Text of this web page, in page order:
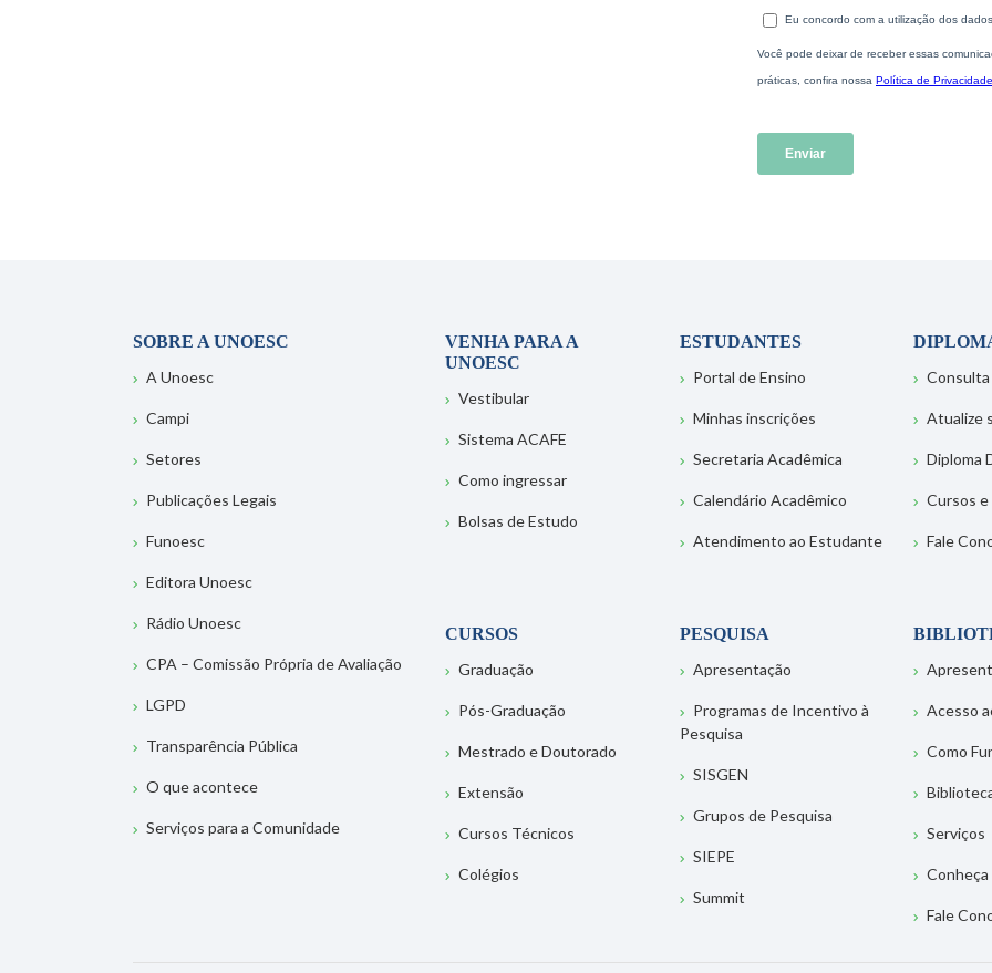
SOBRE A UNOESC
A Unoesc
Campi
Setores
Publicações Legais
Funoesc
Editora Unoesc
Rádio Unoesc
CPA – Comissão Própria de Avaliação
LGPD
Transparência Pública
O que acontece
Serviços para a Comunidade
VENHA PARA A
UNOESC
Vestibular
Sistema ACAFE
Como ingressar
Bolsas de Estudo
ESTUDANTES
Portal de Ensino
Minhas inscrições
Secretaria Acadêmica
Calendário Acadêmico
Atendimento ao Estudante
Consulta
Atualize
Diploma
Cursos
Fale
CURSOS
Graduação
Pós-Graduação
Mestrado e Doutorado
Extensão
Cursos Técnicos
Colégios
PESQUISA
Apresentação
Programas de Incentivo à
Pesquisa
SISGEN
Grupos de Pesquisa
SIEPE
Summit
Acesso
Como
Serviços
Fale